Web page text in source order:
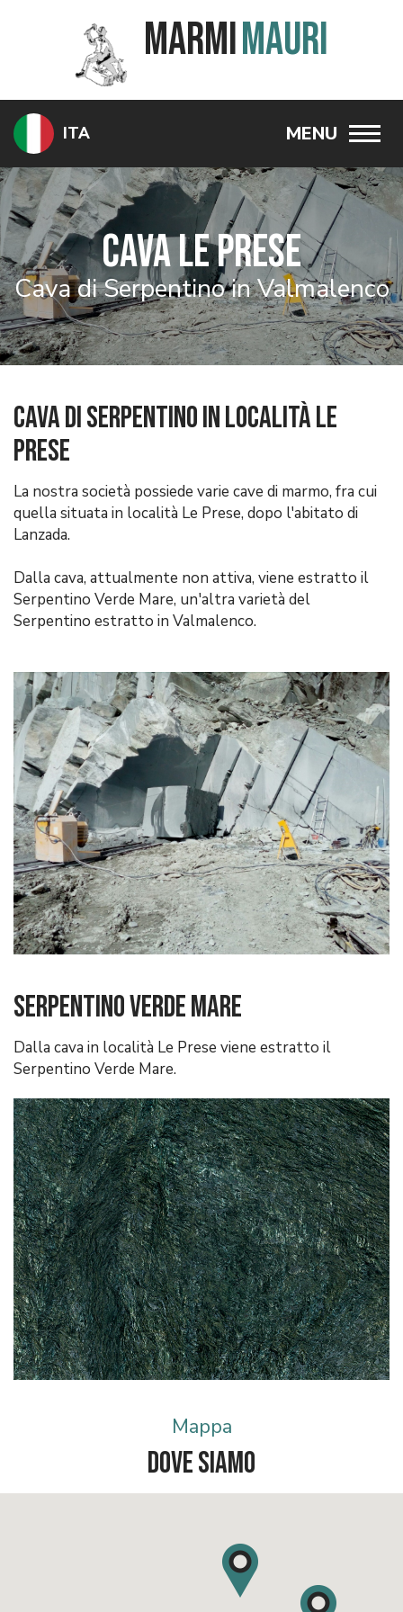
MarmiMauri
ITA
Cava Le Prese
Cava di Serpentino in Valmalenco
Cava di Serpentino in località Le
Prese
La nostra società possiede varie cave di marmo, fra cui
quella situata in località Le Prese, dopo l'abitato di
Lanzada.
Dalla cava, attualmente non attiva, viene estratto il
Serpentino Verde Mare, un'altra varietà del
Serpentino estratto in Valmalenco.
Serpentino Verde Mare
Dalla cava in località Le Prese viene estratto il
Serpentino Verde Mare.
Mappa
Dove Siamo